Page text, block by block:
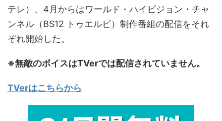
テレ）、4月からはワールド・ハイビジョン・チャ
ンネル（BS12 トゥエルビ）制作番組の配信をそれ
ぞれ開始した。
※無敵のボイスはTVerでは配信されていません。
TVerはこちらから